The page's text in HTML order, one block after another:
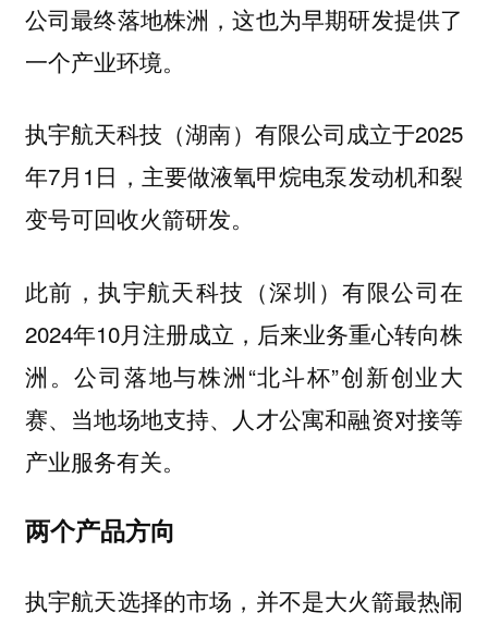
公司最终落地株洲，这也为早期研发提供了
一个产业环境。
执宇航天科技（湖南）有限公司成立于2025
年7月1日，主要做液氧甲烷电泵发动机和裂
变号可回收火箭研发。
此前，执宇航天科技（深圳）有限公司在
2024年10月注册成立，后来业务重心转向株
洲。公司落地与株洲“北斗杯”创新创业大
赛、当地场地支持、人才公寓和融资对接等
产业服务有关。
两个产品方向
执宇航天选择的市场，并不是大火箭最热闹